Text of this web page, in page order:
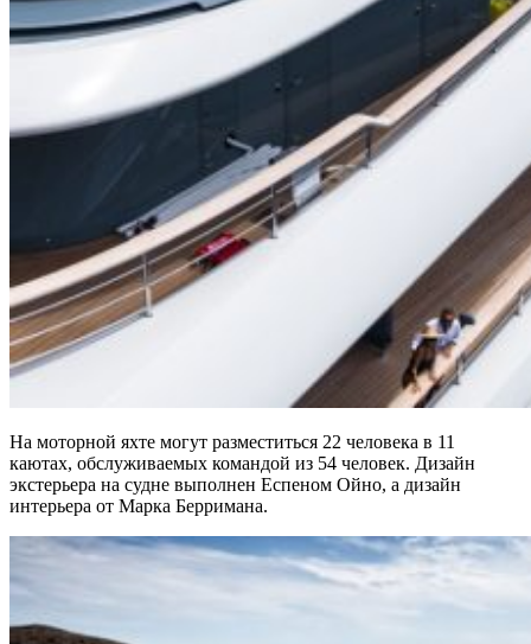
На моторной яхте могут разместиться 22 человека в 11
каютах, обслуживаемых командой из 54 человек. Дизайн
экстерьера на судне выполнен Еспеном Ойно, а дизайн
интерьера от Марка Берримана.